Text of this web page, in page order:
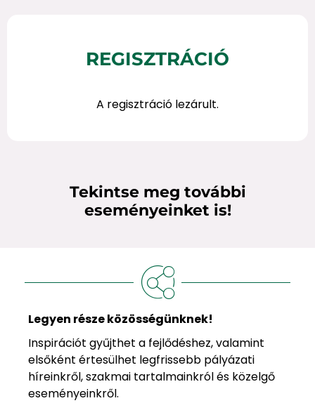
REGISZTRÁCIÓ
A regisztráció lezárult.
Tekintse meg további
eseményeinket is!
Legyen része közösségünknek!
Inspirációt gyűjthet a fejlődéshez, valamint
elsőként értesülhet legfrissebb pályázati
híreinkről, szakmai tartalmainkról és közelgő
eseményeinkről.